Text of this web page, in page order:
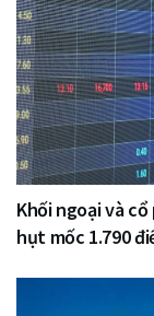
Khối ngoại và cổ
hụt mốc 1.790